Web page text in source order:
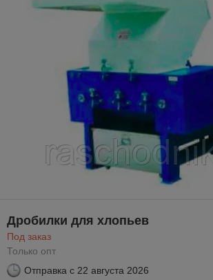
Дробилки для хлопьев
Под заказ
Только опт
Отправка с 22 августа 2026